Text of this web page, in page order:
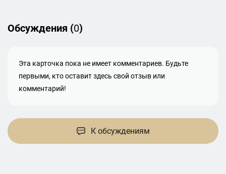
Обсуждения (0)
Эта карточка пока не имеет комментариев. Будьте
первыми, кто оставит здесь свой отзыв или
комментарий!
К обсуждениям